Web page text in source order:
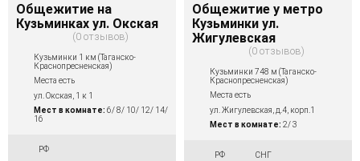
Общежитие на
Кузьминках ул. Окская
0 отзывов
Кузьминки 1 км (Таганско-
Краснопресненская)
Места есть
ул. Окская, 1 к 1
Мест в комнате: 6/ 8/ 10/ 12/ 14/
16
РФ
Общежитие у метро
Кузьминки ул.
Жигулевская
0 отзывов
Кузьминки 748 м (Таганско-
Краснопресненская)
Места есть
ул. Жигулевская, д.4, корп.1
Мест в комнате: 2/ 3
РФ СНГ